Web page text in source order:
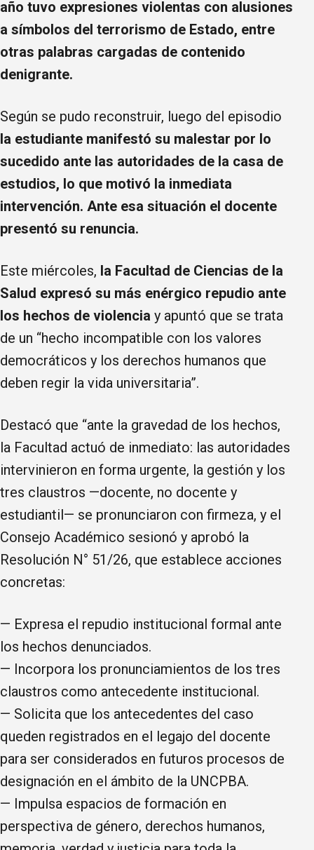
año tuvo expresiones violentas con alusiones
a símbolos del terrorismo de Estado, entre
otras palabras cargadas de contenido
denigrante.
Según se pudo reconstruir, luego del episodio
la estudiante manifestó su malestar por lo
sucedido ante las autoridades de la casa de
estudios, lo que motivó la inmediata
intervención. Ante esa situación el docente
presentó su renuncia.
Este miércoles, la Facultad de Ciencias de la
Salud expresó su más enérgico repudio ante
los hechos de violencia y apuntó que se trata
de un “hecho incompatible con los valores
democráticos y los derechos humanos que
deben regir la vida universitaria”.
Destacó que “ante la gravedad de los hechos,
la Facultad actuó de inmediato: las autoridades
intervinieron en forma urgente, la gestión y los
tres claustros —docente, no docente y
estudiantil— se pronunciaron con firmeza, y el
Consejo Académico sesionó y aprobó la
Resolución N° 51/26, que establece acciones
concretas:
— Expresa el repudio institucional formal ante
los hechos denunciados.
— Incorpora los pronunciamientos de los tres
claustros como antecedente institucional.
— Solicita que los antecedentes del caso
queden registrados en el legajo del docente
para ser considerados en futuros procesos de
designación en el ámbito de la UNCPBA.
— Impulsa espacios de formación en
perspectiva de género, derechos humanos,